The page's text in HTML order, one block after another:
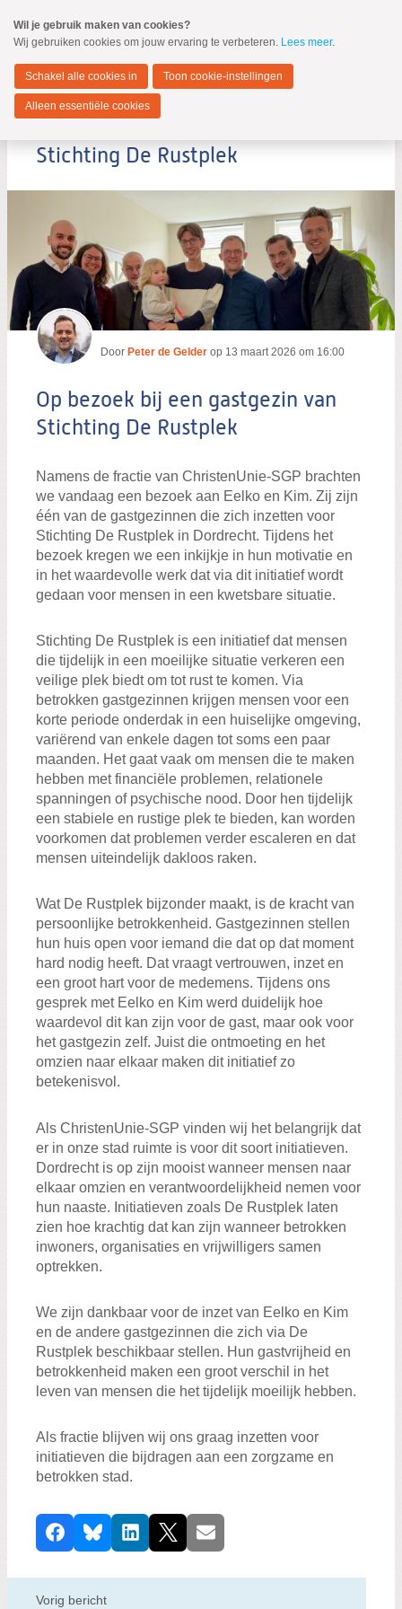
naar
Spring
de
inhoud
Spring
naar
hoofdmenu
Dordrecht
MENU
Zoeken:
Zoeken
Stichting De Rustplek
Door Peter de Gelder op 13 maart 2026 om 16:00
Op bezoek bij een gastgezin van
Stichting De Rustplek
Namens de fractie van ChristenUnie-SGP brachten
we vandaag een bezoek aan Eelko en Kim. Zij zijn
één van de gastgezinnen die zich inzetten voor
Stichting De Rustplek in Dordrecht. Tijdens het
bezoek kregen we een inkijkje in hun motivatie en
in het waardevolle werk dat via dit initiatief wordt
gedaan voor mensen in een kwetsbare situatie.
Stichting De Rustplek is een initiatief dat mensen
die tijdelijk in een moeilijke situatie verkeren een
veilige plek biedt om tot rust te komen. Via
betrokken gastgezinnen krijgen mensen voor een
korte periode onderdak in een huiselijke omgeving,
variërend van enkele dagen tot soms een paar
maanden. Het gaat vaak om mensen die te maken
hebben met financiële problemen, relationele
spanningen of psychische nood. Door hen tijdelijk
een stabiele en rustige plek te bieden, kan worden
voorkomen dat problemen verder escaleren en dat
mensen uiteindelijk dakloos raken.
Wat De Rustplek bijzonder maakt, is de kracht van
persoonlijke betrokkenheid. Gastgezinnen stellen
hun huis open voor iemand die dat op dat moment
hard nodig heeft. Dat vraagt vertrouwen, inzet en
een groot hart voor de medemens. Tijdens ons
gesprek met Eelko en Kim werd duidelijk hoe
waardevol dit kan zijn voor de gast, maar ook voor
het gastgezin zelf. Juist die ontmoeting en het
omzien naar elkaar maken dit initiatief zo
betekenisvol.
Als ChristenUnie-SGP vinden wij het belangrijk dat
er in onze stad ruimte is voor dit soort initiatieven.
Dordrecht is op zijn mooist wanneer mensen naar
elkaar omzien en verantwoordelijkheid nemen voor
hun naaste. Initiatieven zoals De Rustplek laten
zien hoe krachtig dat kan zijn wanneer betrokken
inwoners, organisaties en vrijwilligers samen
optrekken.
We zijn dankbaar voor de inzet van Eelko en Kim
en de andere gastgezinnen die zich via De
Rustplek beschikbaar stellen. Hun gastvrijheid en
betrokkenheid maken een groot verschil in het
leven van mensen die het tijdelijk moeilijk hebben.
Als fractie blijven wij ons graag inzetten voor
initiatieven die bijdragen aan een zorgzame en
betrokken stad.
D
e
e
l
FacebookBlueskyLinkedIn
X E-mail
Vorig bericht
Wil je gebruik maken van cookies?
Wij gebruiken cookies om jouw ervaring te verbeteren. Lees meer.
Schakel alle cookies in Toon cookie-instellingen
Alleen essentiële cookies